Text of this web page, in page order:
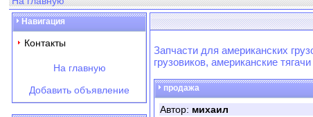
Навигация
Контакты
На главную
Добавить объявление
Запчасти для американских
грузовиков, американские тягачи
продажа
Автор: михаил